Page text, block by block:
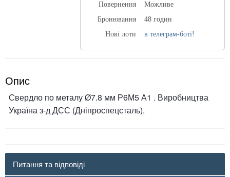
Повернення
Можливе
Бронювання
48 годин
Нові лоти
в телеграм-боті!
Опис
Свердло по металу Ø7.8 мм Р6М5 А1 . Виробництва
Україна з-д ДСС (Дніпроспецсталь).
Питання та відповіді